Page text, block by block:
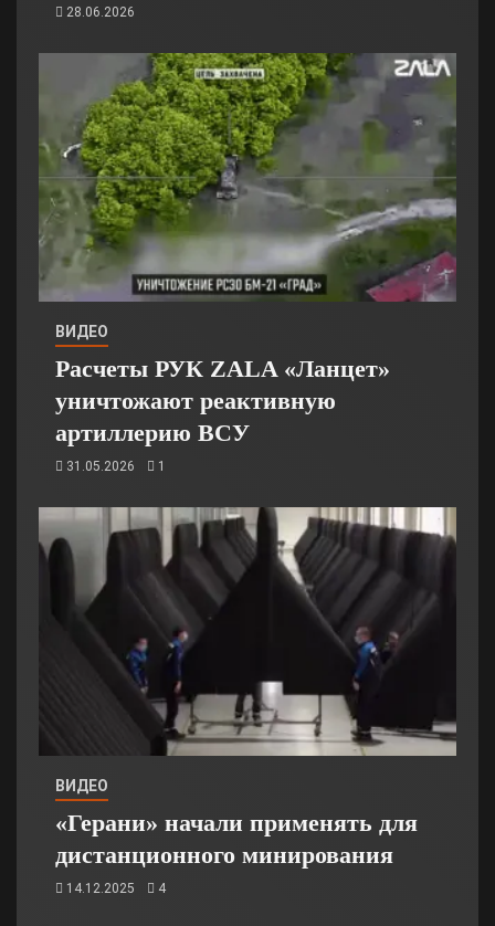
28.06.2026
ВИДЕО
Расчеты РУК ZALA «Ланцет»
уничтожают реактивную
артиллерию ВСУ
31.05.2026 1
ВИДЕО
«Герани» начали применять для
дистанционного минирования
14.12.2025 4